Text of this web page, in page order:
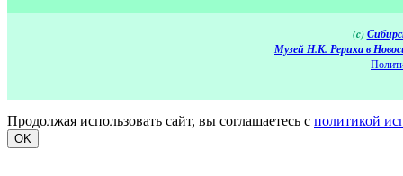
(c)
Музей Н.К. Рериха в
Продолжая использовать сайт, вы соглашаетесь с политикой
OK